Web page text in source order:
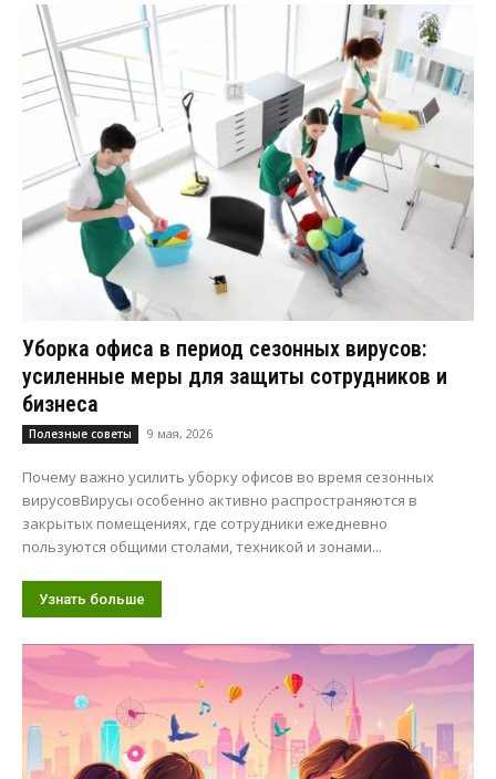
Уборка офиса в период сезонных вирусов:
усиленные меры для защиты сотрудников и
бизнеса
Полезные советы 9 мая, 2026
Почему важно усилить уборку офисов во время сезонных
вирусовВирусы особенно активно распространяются в
закрытых помещениях, где сотрудники ежедневно
пользуются общими столами, техникой и зонами...
Узнать больше